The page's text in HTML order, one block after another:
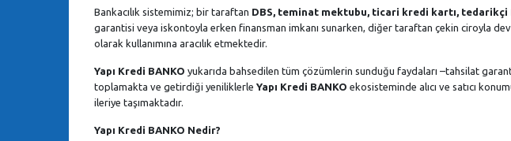
Bankacılık sistemimiz; bir taraftan DBS, teminat mektubu, ticari kredi kartı, tedarikçi
garantisi veya iskontoyla erken finansman imkanı sunarken, diğer taraftan çekin ciroyla
olarak kullanımına aracılık etmektedir.
Yapı Kredi BANKO yukarıda bahsedilen tüm çözümlerin sunduğu faydaları –tahsilat
toplamakta ve getirdiği yeniliklerle Yapı Kredi BANKO ekosisteminde alıcı ve satıcı
ileriye taşımaktadır.
Yapı Kredi BANKO Nedir?